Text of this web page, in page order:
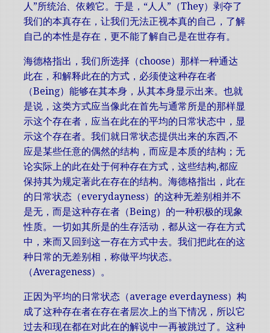
人”所统治、依赖它。于是，“人人”（They）剥夺了
我们的本真存在，让我们无法正视本真的自己，了解
自己的本性是存在，更不能了解自己是在世存有。
海德格指出，我们所选择（choose）那样一种通达
此在，和解释此在的方式，必须使这种存在者
（Being）能够在其本身，从其本身显示出来。也就
是说，这类方式应当像此在首先与通常所是的那样显
示这个存在者，应当在此在的平均的日常状态中，显
示这个存在者。我们就日常状态提供出来的东西,不
应是某些任意的偶然的结构，而应是本质的结构；无
论实际上的此在处于何种存在方式，这些结构,都应
保持其为规定著此在存在的结构。海德格指出，此在
的日常状态（everydayness）的这种无差别相并不
是无，而是这种存在者（Being）的一种积极的现象
性质。一切如其所是的生存活动，都从这一存在方式
中，来而又回到这一存在方式中去。我们把此在的这
种日常的无差别相，称做平均状态。
（Averageness）。
正因为平均的日常状态（average everdayness）构
成了这种存在者在存在者层次上的当下情况，所以它
过去和现在都在对此在的解说中一再被跳过了。这种